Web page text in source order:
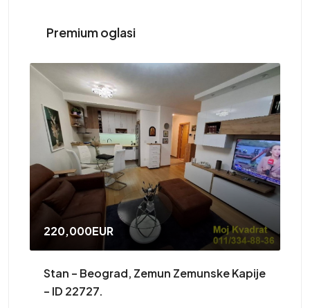
Premium oglasi
220,000EUR
Stan – Beograd, Zemun Zemunske Kapije
– ID 22727.